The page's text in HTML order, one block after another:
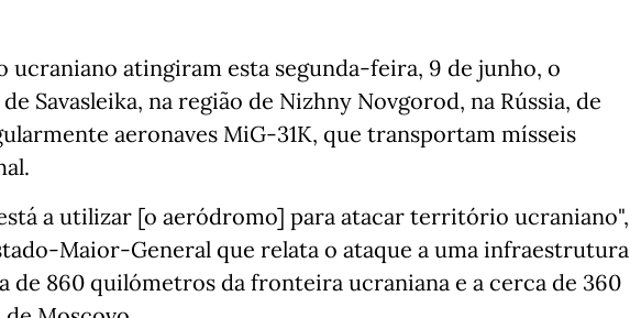
ucraniano atingiram esta segunda-feira, 9 de junho, o
Savasleika, na região de Nizhny Novgorod, na Rússia, de
aeronaves MiG-31K, que transportam mísseis
a utilizar [o aeródromo] para atacar território ucraniano",
Maior-General que relata o ataque a uma infraestrutura
de 860 quilómetros da fronteira ucraniana e a cerca de 360